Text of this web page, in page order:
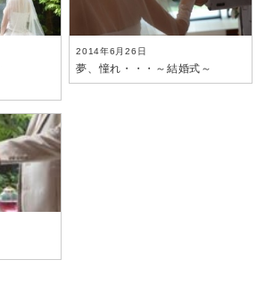
2014年6月26日
夢、憧れ・・・～結婚式～